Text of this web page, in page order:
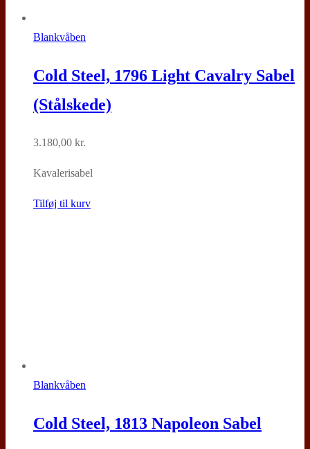
Blankvåben
Cold Steel, 1796 Light Cavalry Sabel
(Stålskede)
3.180,00 kr.
Kavalerisabel
Tilføj til kurv
Blankvåben
Cold Steel, 1813 Napoleon Sabel